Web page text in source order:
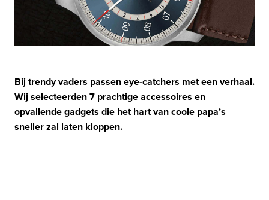
Bij trendy vaders passen eye-catchers met een verhaal.
Wij selecteerden 7 prachtige accessoires en
opvallende gadgets die het hart van coole papa’s
sneller zal laten kloppen.